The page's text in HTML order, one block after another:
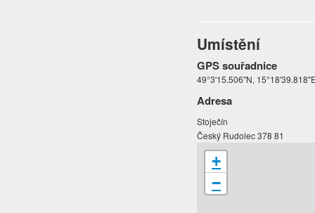
Umístění
GPS souřadnice
49°3'15.506"N,
Adresa
Stoječín
Český Rudolec 378 81
+
−